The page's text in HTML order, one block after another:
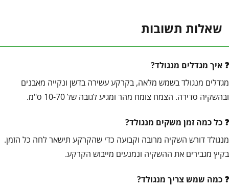
שאלות תשובות
איך מגדלים מנגולד?
מגדלים מנגולד בשמש מלאה, בקרקע עשירה בדשן ונקייה מאבנים
ובהשקיה סדירה. הצמח צומח מהר ומגיע לגובה של 10-70 ס"מ.
כל כמה זמן משקים מנגולד?
מנגולד דורש השקיה מרובה וקבועה כדי שהקרקע תישאר לחה כל הזמן.
בקיץ מגבירים את ההשקיה ונמנעים מייבוש הקרקע.
כמה שמש צריך מנגולד?